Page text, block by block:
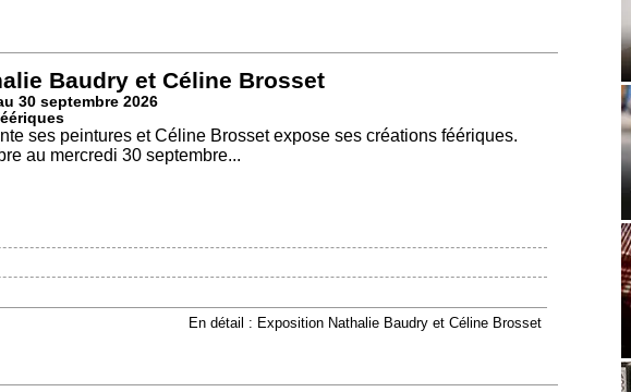
Baudry et Céline Brosset
30 septembre 2026
ses peintures et Céline Brosset expose ses créations féériques.
au mercredi 30 septembre...
En détail : Exposition Nathalie Baudry et Céline Brosset